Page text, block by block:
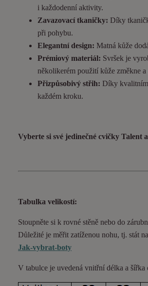
i každodenní aktivity.
Zavazovací tkaničky: Díky
při pohybu.
Elegantní design: Matná kůže
Prémiový materiál: Svršek je
několikerém použití kůže změkne
Přizpůsobivý střih: Díky
každém kroku.
Vyberte si své jedinečné cvičky
Tabulka velikostí:
Stoupněte si k rovné stěně nebo do
Důležité je měřit zatíženou nohu, tj. stát
Jak-vybrat-boty
V tabulce je uvedená vnitřní délka a